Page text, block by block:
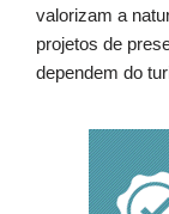
valorizam a
projetos de
dependem do